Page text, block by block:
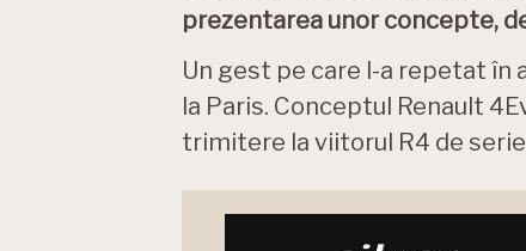
prezentarea unor concepte,
Un gest pe care l-a repetat în
la Paris. Conceptul Renault
trimitere la viitorul R4 de